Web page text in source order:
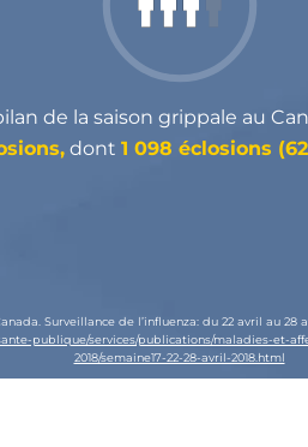
de la saison grippale au
dont 1 098 éclosions
Surveillance de l’influenza: du 22 avril au 28
publique/services/publications/maladies-et-
2018/semaine17-22-28-avril-2018.html